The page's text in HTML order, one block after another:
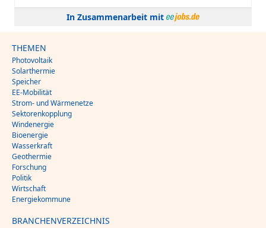
In Zusammenarbeit mit
THEMEN
Photovoltaik
Solarthermie
Speicher
EE-Mobilität
Strom- und Wärmenetze
Sektorenkopplung
Windenergie
Bioenergie
Wasserkraft
Geothermie
Forschung
Politik
Wirtschaft
Energiekommune
BRANCHENVERZEICHNIS